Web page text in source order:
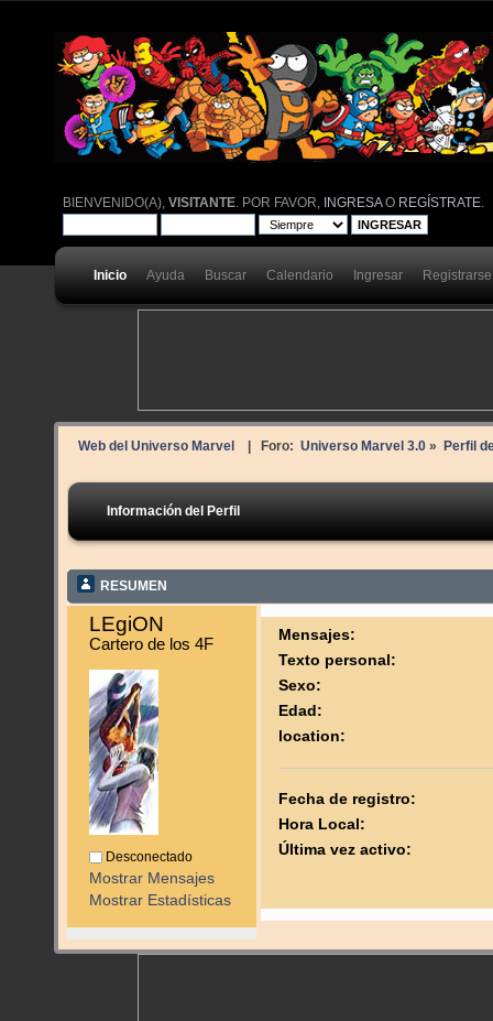
BIENVENIDO(A),VISITANTE . POR FAVOR, INGRESAO REGÍSTRATE
Inicio Ayuda Buscar Calendario Ingresar Registrarse
Web del Universo Marvel | Foro: Universo Marvel 3.0» Perfil
Información del Perfil
RESUMEN
LEgiON
Cartero de los 4F
Desconectado
Mostrar Mensajes
Mostrar Estadísticas
Mensajes:
Texto personal:
Sexo:
Edad:
location:
Fecha de registro:
Hora Local:
Última vez activo: